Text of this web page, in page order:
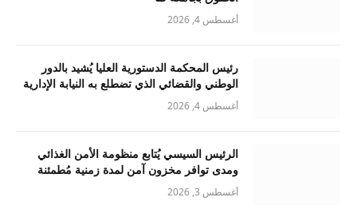
أغسطس 4, 2026
رئيس المحكمة الدستورية العليا يُشيد بالدور
الوطني والقضائي الذي تضطلع به النيابة الإدارية
أغسطس 4, 2026
الرئيس السيسي يُتابع منظومة الأمن الغذائي
ومدى توافر مخزون آمن لمدة زمنية مُطمئنة
أغسطس 3, 2026